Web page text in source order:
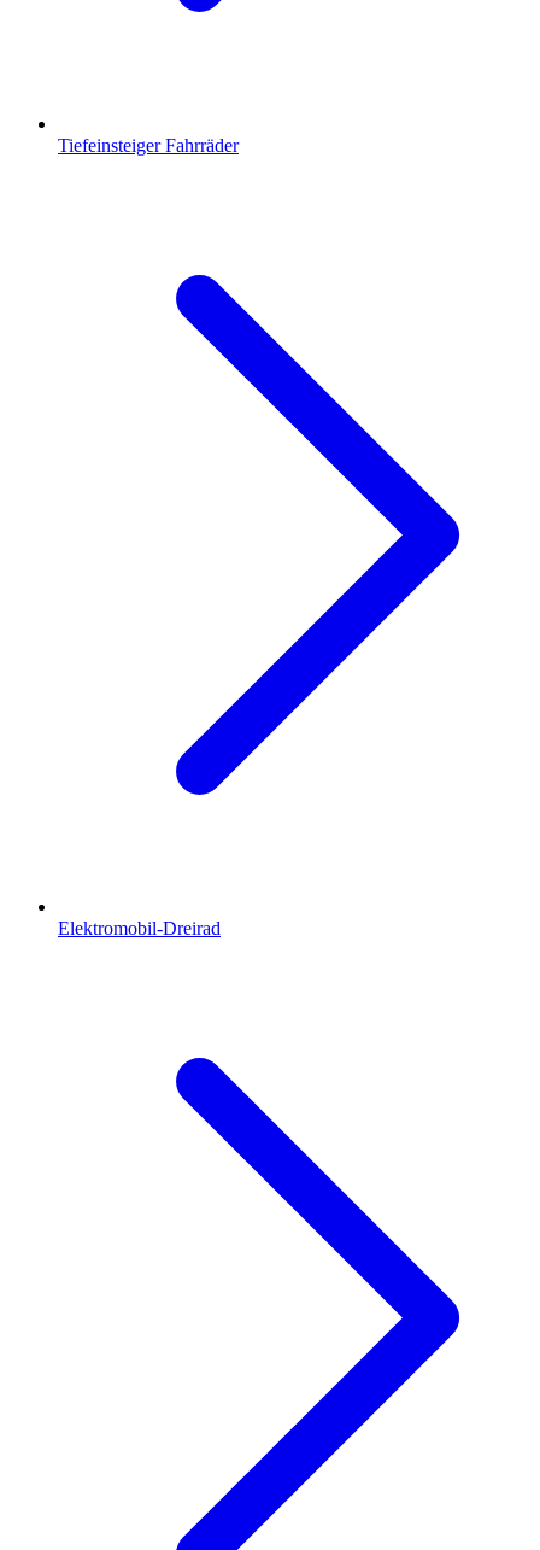
Tiefeinsteiger Fahrräder
Elektromobil-Dreirad